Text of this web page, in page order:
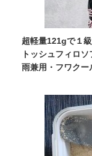
超軽量121gで１
トッシュフィロ
雨兼用・フワクー